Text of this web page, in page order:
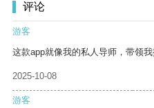
评论
游客
这款app就像我的私人导师，带领我
2025-10-08
游客